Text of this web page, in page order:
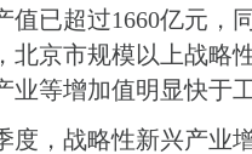
值已超过1660亿元，
北京市规模以上战略
业等增加值明显快于
，战略性新兴产业增